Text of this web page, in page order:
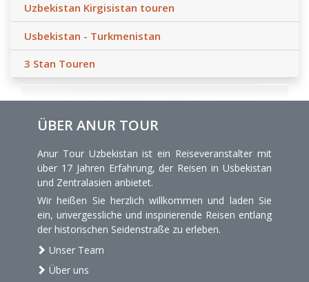
Uzbekistan Kirgisistan touren
Usbekistan - Turkmenistan
3 Stan Touren
ÜBER ANUR TOUR
Anur Tour Uzbekistan ist ein Reiseveranstalter mit
über 17 Jahren Erfahrung, der Reisen in Usbekistan
und Zentralasien anbietet.
Wir heißen Sie herzlich willkommen und laden Sie
ein, unvergessliche und inspirierende Reisen entlang
der historischen Seidenstraße zu erleben.
Unser Team
Über uns